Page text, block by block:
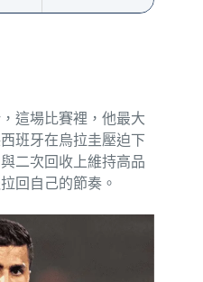
這場比賽裡，他最大
班牙在烏拉圭壓迫下
二次回收上維持高品
回自己的節奏。